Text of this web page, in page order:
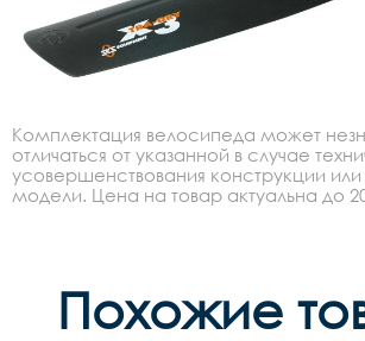
Комплектация велосипеда может
отличаться от указанной в случае
усовершенствования конструкции
модели. Цена на товар актуальна до
Похожие